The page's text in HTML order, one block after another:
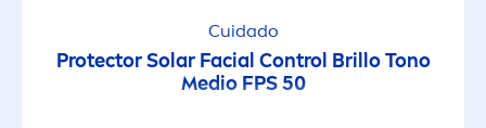
Protect & Moisture
Cuidado
Protector Solar Facial Control Brillo Tono
Medio FPS 50